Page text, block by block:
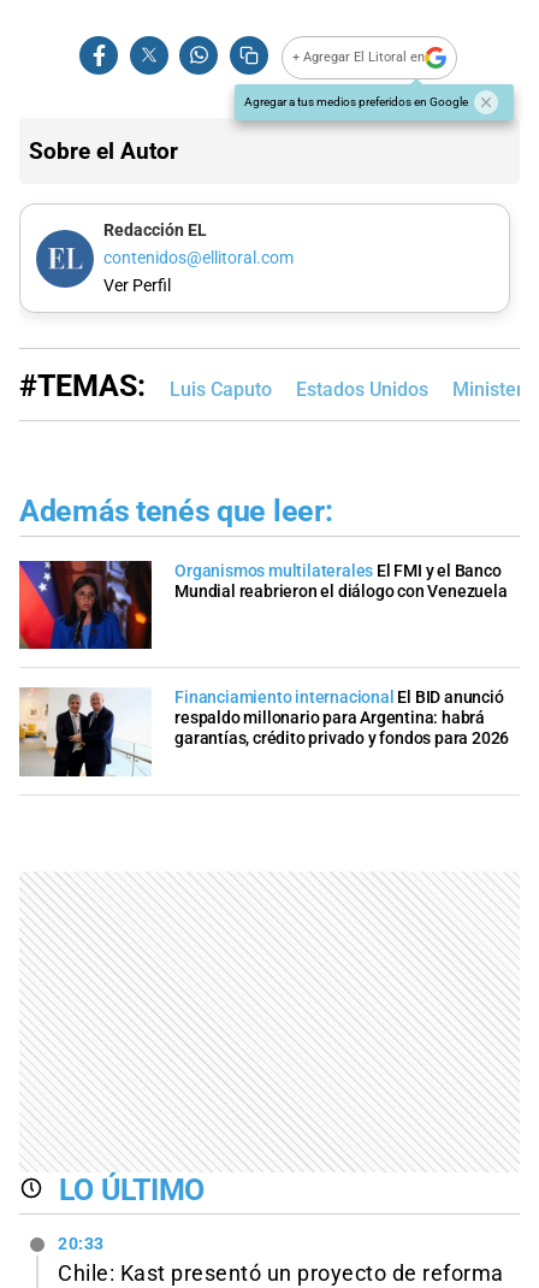
+ Agregar El Litoral en
Agregar a tus medios preferidos en Google
Sobre el Autor
Redacción EL
contenidos@ellitoral.com
Ver Perfil
#TEMAS: Luis Caputo Estados Unidos
Además tenés que leer:
Organismos multilaterales El FMI y el Banco
Mundial reabrieron el diálogo con Venezuela
Financiamiento internacional El BID anunció
respaldo millonario para Argentina: habrá
garantías, crédito privado y fondos para 2026
LO ÚLTIMO
20:33
Chile: Kast presentó un proyecto de reforma